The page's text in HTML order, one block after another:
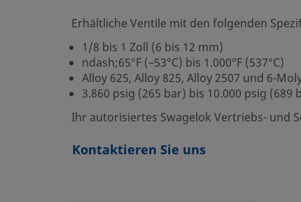
Erhältliche Ventile mit den folgenden
1/8 bis 1 Zoll (6 bis 12 mm)
ndash;65°F (–53°C) bis 1.000°F (537°C)
Alloy 625, Alloy 825, Alloy 2507 und 6-
3.860 psig (265 bar) bis 10.000 psig (689
Ihr autorisiertes Swagelok Vertriebs- und
Kontaktieren Sie uns